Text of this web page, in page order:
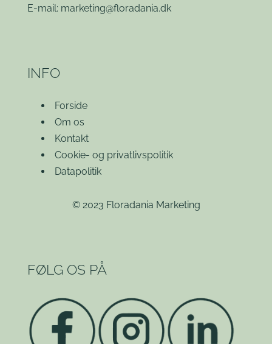
E-mail: marketing@floradania.dk
INFO
Forside
Om os
Kontakt
Cookie- og privatlivspolitik
Datapolitik
© 2023 Floradania Marketing
FØLG OS PÅ